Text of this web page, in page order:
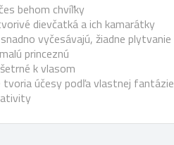
behom chvíľky
dievčatká a ich kamarátky
snadno vyčesávajú, žiadne plytvanie
princeznú
k vlasom
tvoria účesy podľa vlastnej fantázie